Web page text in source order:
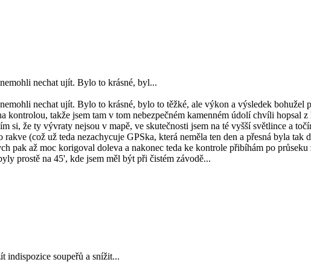
nechat ujít. Bylo to krásné, byl...
nechat ujít. Bylo to krásné, bylo to těžké, ale výkon a výsledek bohužel
takže jsem tam v tom nebezpečném kamenném údolí chvíli hopsal z
si, že ty vývraty nejsou v mapě, ve skutečnosti jsem na té vyšší světlince a
(což už teda nezachycuje GPSka, která neměla ten den a přesná byla
pak až moc korigoval doleva a nakonec teda ke kontrole přibíhám po
prostě na 45', kde jsem měl být při čistém závodě...
indispozice soupeřů a snížit...